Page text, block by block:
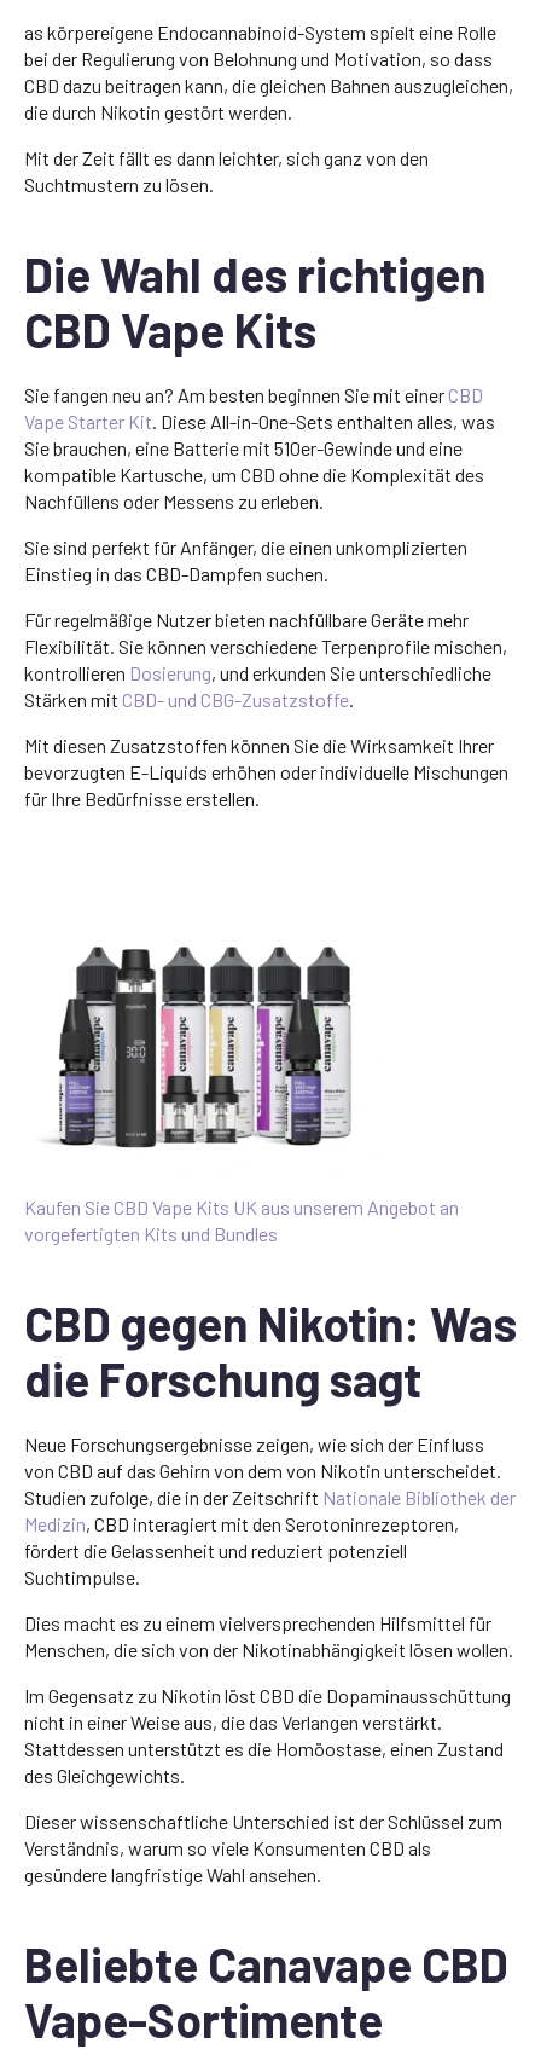
as körpereigene Endocannabinoid-System spielt eine Rolle
bei der Regulierung von Belohnung und Motivation, so dass
CBD dazu beitragen kann, die gleichen Bahnen auszugleichen,
die durch Nikotin gestört werden.
Mit der Zeit fällt es dann leichter, sich ganz von den
Suchtmustern zu lösen.
Die Wahl des richtigen
CBD Vape Kits
Sie fangen neu an? Am besten beginnen Sie mit einer CBD
Vape Starter Kit. Diese All-in-One-Sets enthalten alles, was
Sie brauchen, eine Batterie mit 510er-Gewinde und eine
kompatible Kartusche, um CBD ohne die Komplexität des
Nachfüllens oder Messens zu erleben.
Sie sind perfekt für Anfänger, die einen unkomplizierten
Einstieg in das CBD-Dampfen suchen.
Für regelmäßige Nutzer bieten nachfüllbare Geräte mehr
Flexibilität. Sie können verschiedene Terpenprofile mischen,
kontrollieren Dosierung, und erkunden Sie unterschiedliche
Stärken mit CBD- und CBG-Zusatzstoffe.
Mit diesen Zusatzstoffen können Sie die Wirksamkeit Ihrer
bevorzugten E-Liquids erhöhen oder individuelle Mischungen
für Ihre Bedürfnisse erstellen.
Kaufen Sie CBD Vape Kits UK aus unserem Angebot an
vorgefertigten Kits und Bundles
CBD gegen Nikotin: Was
die Forschung sagt
Neue Forschungsergebnisse zeigen, wie sich der Einfluss
von CBD auf das Gehirn von dem von Nikotin unterscheidet.
Studien zufolge, die in der Zeitschrift Nationale Bibliothek der
Medizin, CBD interagiert mit den Serotoninrezeptoren,
fördert die Gelassenheit und reduziert potenziell
Suchtimpulse.
Dies macht es zu einem vielversprechenden Hilfsmittel für
Menschen, die sich von der Nikotinabhängigkeit lösen wollen.
Im Gegensatz zu Nikotin löst CBD die Dopaminausschüttung
nicht in einer Weise aus, die das Verlangen verstärkt.
Stattdessen unterstützt es die Homöostase, einen Zustand
des Gleichgewichts.
Dieser wissenschaftliche Unterschied ist der Schlüssel zum
Verständnis, warum so viele Konsumenten CBD als
gesündere langfristige Wahl ansehen.
Beliebte Canavape CBD
Vape-Sortimente